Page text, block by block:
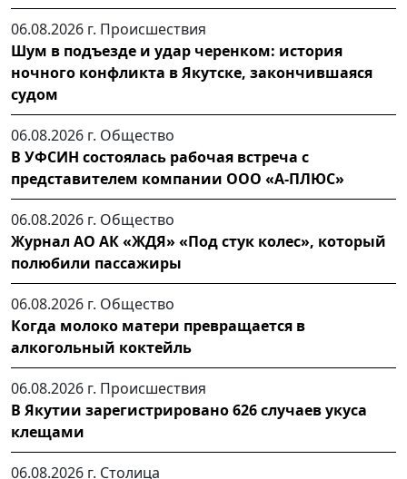
06.08.2026 г. Происшествия
Шум в подъезде и удар черенком: история
ночного конфликта в Якутске, закончившаяся
судом
06.08.2026 г. Общество
В УФСИН состоялась рабочая встреча с
представителем компании ООО «А-ПЛЮС»
06.08.2026 г. Общество
Журнал АО АК «ЖДЯ» «Под стук колес», который
полюбили пассажиры
06.08.2026 г. Общество
Когда молоко матери превращается в
алкогольный коктейль
06.08.2026 г. Происшествия
В Якутии зарегистрировано 626 случаев укуса
клещами
06.08.2026 г. Столица